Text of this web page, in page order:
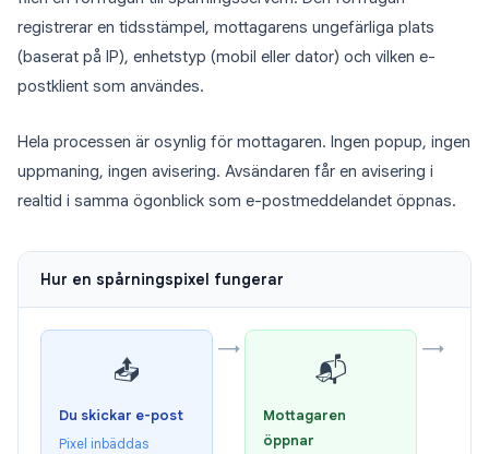
registrerar en tidsstämpel, mottagarens ungefärliga plats
(baserat på IP), enhetstyp (mobil eller dator) och vilken e-
postklient som användes.
Hela processen är osynlig för mottagaren. Ingen popup, ingen
uppmaning, ingen avisering. Avsändaren får en avisering i
realtid i samma ögonblick som e-postmeddelandet öppnas.
Hur en spårningspixel fungerar
📤
Du skickar e-post
Pixel inbäddas
→
📬
Mottagaren
öppnar
→